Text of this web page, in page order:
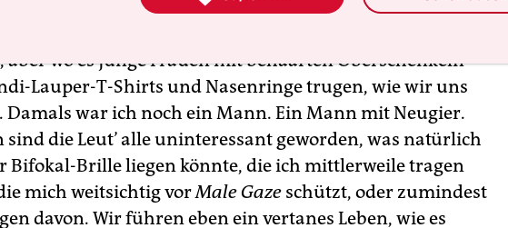
wo es junge Frauen mit behaarten Oberschenkeln
Lauper-T-Shirts und Nasenringe trugen, wie wir uns
war ich noch ein Mann. Ein Mann mit Neugier.
die Leut’ alle uninteressant geworden, was natürlich
Bifokal-Brille liegen könnte, die ich mittlerweile tragen
mich weitsichtig vorMale Gaze schützt, oder zumindest
davon. Wir führen eben ein vertanes Leben, wie es